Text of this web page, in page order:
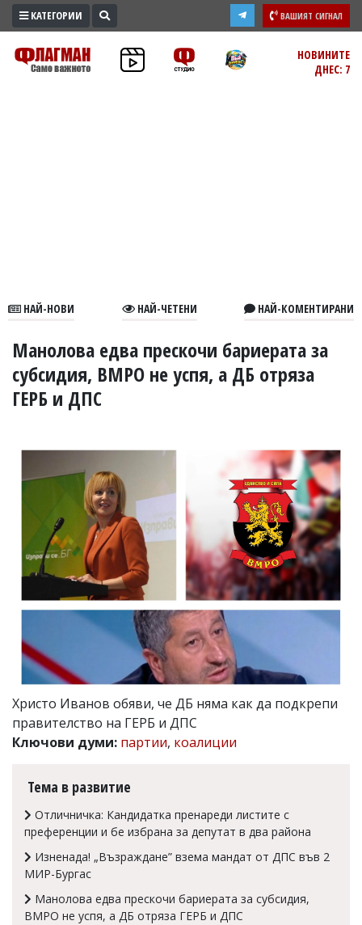
ПРОМО
ЗОНА
В
УКРАЙНА
СПОРТ
РАЗСЛЕДВАНЕ
Василев,
email:
v.vasilev@flagman.bg
Катя
еmail:k.kassabova@flagman.bg
Главен
редактор:
Иван
Колев,
email:
office@flagman.bg
Коментарите
читателите
редакцията
отговорност
КАТЕГОРИИ ВАШИЯТ СИГНАЛ
НОВИНИТЕ
ДНЕС: 7
НАЙ-НОВИ НАЙ-ЧЕТЕНИ НАЙ-КОМЕНТИРАНИ
Манолова едва прескочи бариерата за
субсидия, ВМРО не успя, а ДБ отряза
ГЕРБ и ДПС
Христо Иванов обяви, че ДБ няма как да подкрепи
правителство на ГЕРБ и ДПС
Ключови думи: партии, коалиции
Тема в развитие
Отличничка: Кандидатка пренареди листите с
преференции и бе избрана за депутат в два района
Изненада! „Възраждане” взема мандат от ДПС във 2
МИР-Бургас
Манолова едва прескочи бариерата за субсидия,
ВМРО не успя, а ДБ отряза ГЕРБ и ДПС